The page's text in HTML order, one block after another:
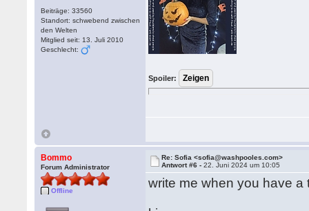
Beiträge: 33560
Standort: schwebend zwischen
den Welten
Mitglied seit: 13. Juli 2010
Geschlecht:
Spoiler:
Bommo
Forum Administrator
Offline
Re: Sofia <sofia@washpooles.com>
Antwort #6 -22. Juni 2024 um 10:05
write me when you have